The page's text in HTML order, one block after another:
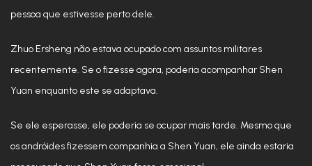
pessoa que estivesse perto dele.
Zhuo Ersheng não estava ocupado com assuntos militares
recentemente. Se o fizesse agora, poderia acompanhar Shen
Yuan enquanto este se adaptava.
Se ele esperasse, ele poderia se ocupar mais tarde. Mesmo que
os andróides fizessem companhia a Shen Yuan, ele ainda estaria